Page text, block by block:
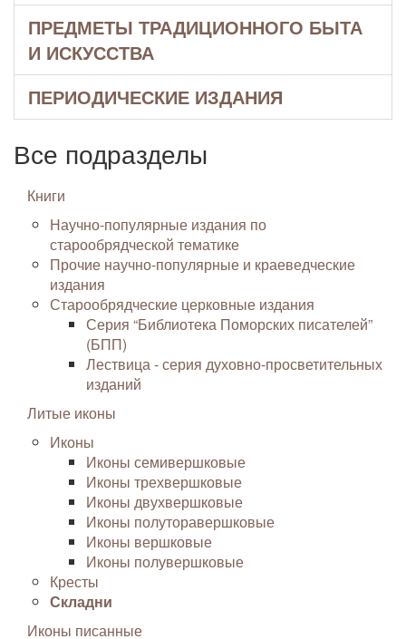
ПРЕДМЕТЫ ТРАДИЦИОННОГО БЫТА
И ИСКУССТВА
ПЕРИОДИЧЕСКИЕ ИЗДАНИЯ
Все подразделы
Книги
Научно-популярные издания по
старообрядческой тематике
Прочие научно-популярные и краеведческие
издания
Старообрядческие церковные издания
Серия “Библиотека Поморских писателей”
(БПП)
Лествица - серия духовно-просветительных
изданий
Литые иконы
Иконы
Иконы семивершковые
Иконы трехвершковые
Иконы двухвершковые
Иконы полуторавершковые
Иконы вершковые
Иконы полувершковые
Кресты
Складни
Иконы писанные